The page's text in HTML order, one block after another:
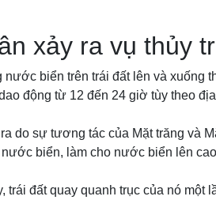
xảy ra vụ thủy
biển trên trái đất lên và xuống
động từ 12 đến 24 giờ tùy theo
do sự tương tác của Mặt trăng và
biển, làm cho nước biển lên
trái đất quay quanh trục của nó một